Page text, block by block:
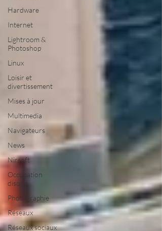
Hardware
Internet
Lightroom &
Photoshop
Linux
Loisir et
divertissement
Mises à jour
Multimedia
Navigateurs
News
Nirsoft
Occupation
disque
Photographie
Réseaux
Réseaux sociaux